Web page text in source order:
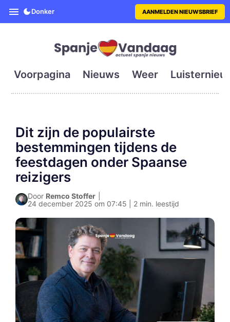
SpanjeVandaag is de eerste
Donker AANMELDEN NIEUWSBRIEF
Voorpagina Nieuws Weer
Dit zijn de populairste
bestemmingen tijdens de
feestdagen onder Spaanse
reizigers
Door Remco Stoffer
24 december 2025 om 07:45 | 2 min. leestijd